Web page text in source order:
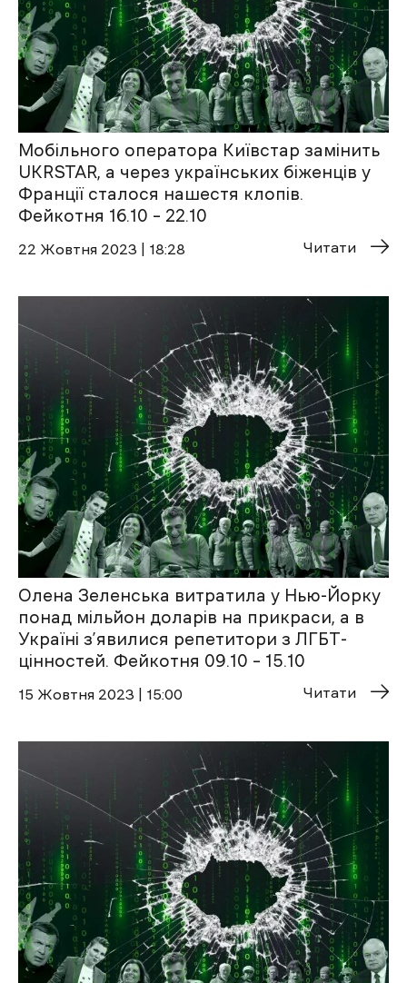
Мобільного оператора Київстар замінить
UKRSTAR, а через українських біженців у
Франції сталося нашестя клопів.
Фейкотня 16.10 – 22.10
22 Жовтня 2023 | 18:28 Читати
Олена Зеленська витратила у Нью-Йорку
понад мільйон доларів на прикраси, а в
Україні з’явилися репетитори з ЛГБТ-
цінностей. Фейкотня 09.10 – 15.10
15 Жовтня 2023 | 15:00 Читати